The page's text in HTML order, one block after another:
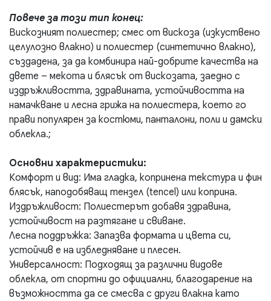
Повече за този тип конец:
Вискозният полиестер; смес от вискоза (изкуствено
целулозно влакно) и полиестер (синтетично влакно),
създадена, за да комбинира най-добрите качества на
двете – мекота и блясък от вискозата, заедно с
издръжливостта, здравината, устойчивостта на
намачкване и лесна грижа на полиестера, което го
прави популярен за костюми, панталони, поли и дамски
облекла.;
Основни характеристики:
Комфорт и вид: Има гладка, копринена текстура и фин
блясък, наподобяващ тензел (tencel) или коприна.
Издръжливост: Полиестерът добавя здравина,
устойчивост на разтягане и свиване.
Лесна поддръжка: Запазва формата и цвета си,
устойчив е на избледняване и плесен.
Универсалност: Подходящ за различни видове
облекла, от спортни до официални, благодарение на
възможността да се смесва с други влакна като